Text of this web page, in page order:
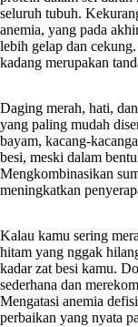
seluruh tubuh.
anemia, yang pada
lebih gelap dan
kadang merupakan
Daging merah, hati,
yang paling mudah
bayam, kacang-
besi, meski dalam
Mengkombinasikan
meningkatkan
Kalau kamu sering
hitam yang nggak
kadar zat besi kamu.
sederhana dan
Mengatasi anemia
perbaikan yang nyata